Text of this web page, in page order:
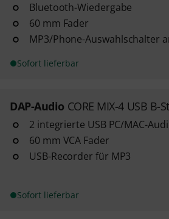
Bluetooth-Wiedergabe
60 mm Fader
MP3/Phone-Auswahlschalter
Sofort lieferbar
DAP-Audio CORE MIX-4 USB B-
2 integrierte USB PC/MAC-
60 mm VCA Fader
USB-Recorder für MP3
Sofort lieferbar